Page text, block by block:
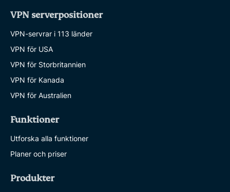
VPN serverpositioner
VPN-servrar i 113 länder
VPN för USA
VPN för Storbritannien
VPN för Kanada
VPN för Australien
Funktioner
Utforska alla funktioner
Planer och priser
Produkter